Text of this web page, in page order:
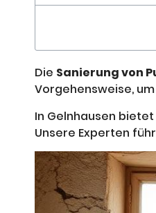
Die Sanierung von
Vorgehensweise,
In Gelnhausen bietet
Unsere Experten